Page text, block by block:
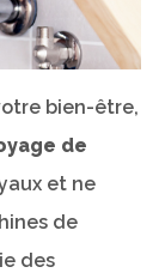
bien-être,
de
et ne
de
des